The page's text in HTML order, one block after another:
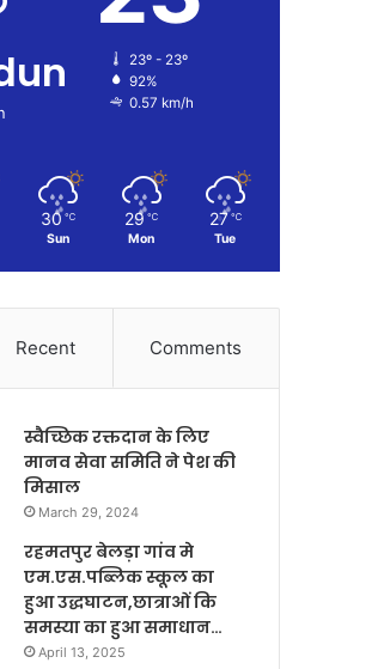
23º - 23º
92%
0.57 km/h
30 ℃
Sun
29 ℃
Mon
27 ℃
Tue
Recent Comments
स्वैच्छिक रक्तदान के लिए
मानव सेवा समिति ने पेश की
मिसाल
March 29, 2024
रहमतपुर बेलड़ा गांव मे
एम.एस.पब्लिक स्कूल का
हुआ उद्धघाटन,छात्राओं कि
समस्या का हुआ समाधान…
April 13, 2025